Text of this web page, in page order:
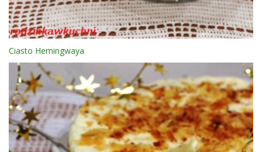
Ciasto Hemingwaya